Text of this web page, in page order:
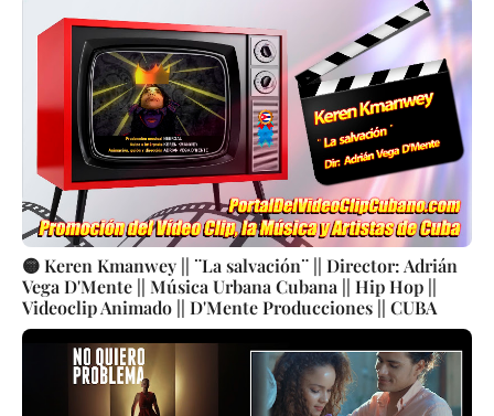
🟡 Keren Kmanwey || ¨La salvación¨ || Director: Adrián
Vega D'Mente || Música Urbana Cubana || Hip Hop ||
Videoclip Animado || D'Mente Producciones || CUBA